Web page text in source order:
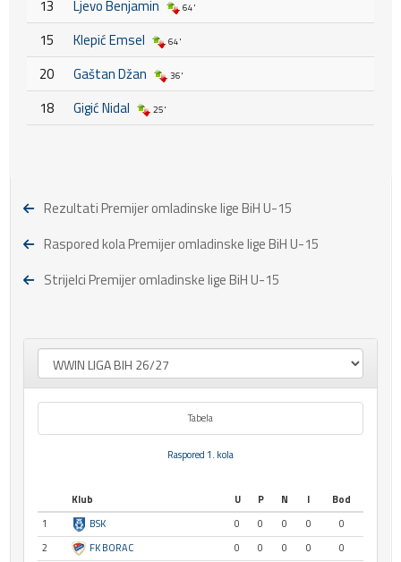
13 Ljevo Benjamin 64'
15 Klepić Emsel 64'
20 Gaštan Džan 36'
18 Gigić Nidal 25'
Rezultati Premijer omladinske lige BiH U-15
Raspored kola Premijer omladinske lige BiH U-15
Strijelci Premijer omladinske lige BiH U-15
Tabela
Raspored 1. kola
Klub U P N I
Bod
1
BSK 0 0 0 0
0
2
FK BORAC 0 0 0 0
0